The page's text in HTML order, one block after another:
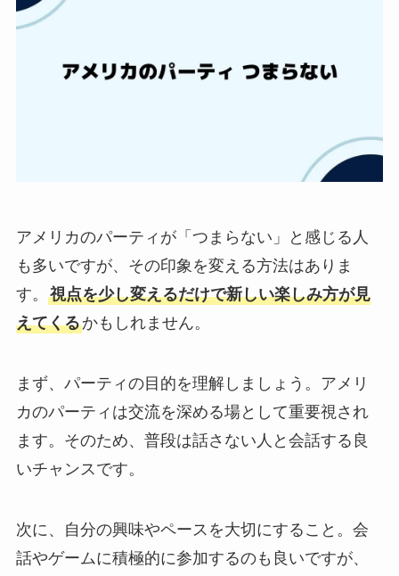
アメリカのパーティが「つまらない」と感じる人
も多いですが、その印象を変える方法はありま
す。 視点を少し変えるだけで新しい楽しみ方が見
えてくるかもしれません。
まず、パーティの目的を理解しましょう。アメリ
カのパーティは交流を深める場として重要視され
ます。そのため、普段は話さない人と会話する良
いチャンスです。
次に、自分の興味やペースを大切にすること。会
話やゲームに積極的に参加するのも良いですが、